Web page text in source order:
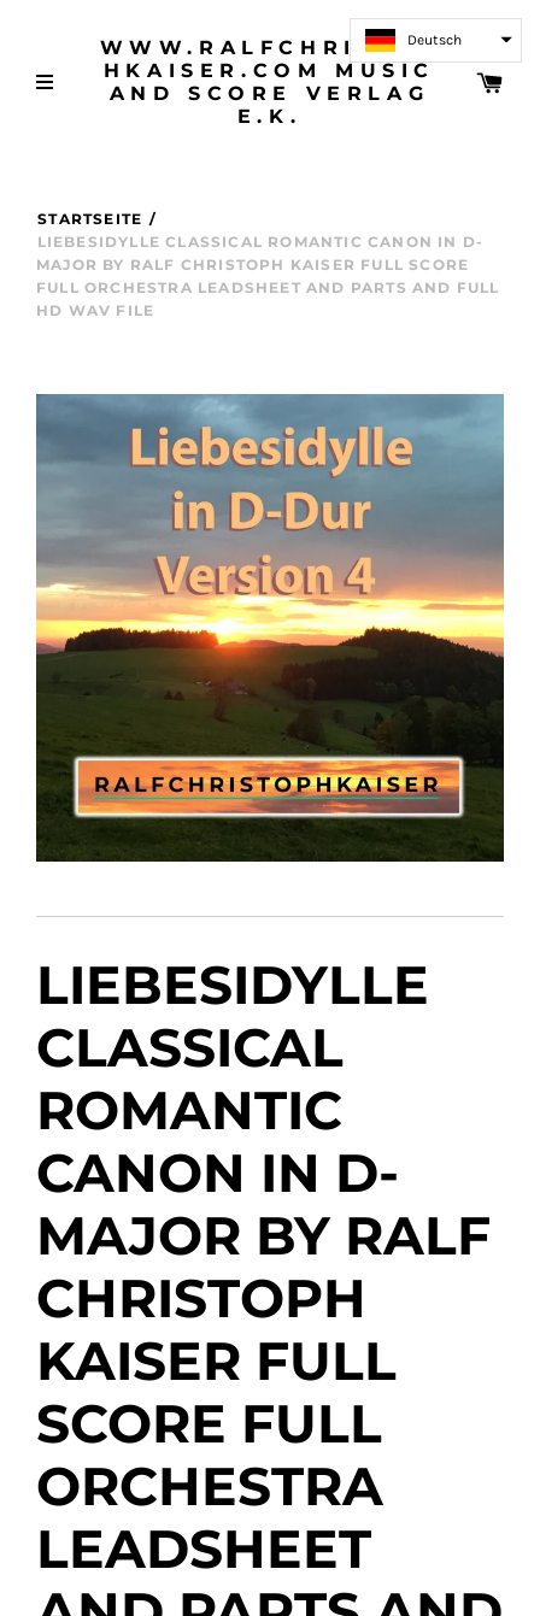
WWW.RALFCHRISTOP
HKAISER.COM MUSIC
AND SCORE VERLAG
E.K.
STARTSEITE /
LIEBESIDYLLE CLASSICAL ROMANTIC CANON IN D-
MAJOR BY RALF CHRISTOPH KAISER FULL SCORE
FULL ORCHESTRA LEADSHEET AND PARTS AND FULL
HD WAV FILE
LIEBESIDYLLE
CLASSICAL
ROMANTIC
CANON IN D-
MAJOR BY RALF
CHRISTOPH
KAISER FULL
SCORE FULL
ORCHESTRA
LEADSHEET
Deutsch